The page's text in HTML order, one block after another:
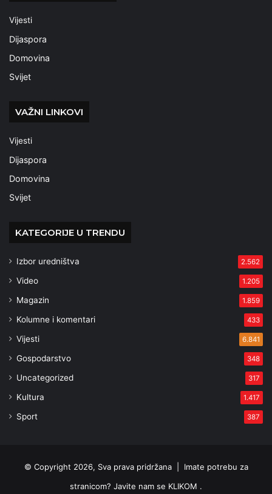
Vijesti
Dijaspora
Domovina
Svijet
VAŽNI LINKOVI
Vijesti
Dijaspora
Domovina
Svijet
KATEGORIJE U TRENDU
Izbor uredništva 2.562
Video 1.205
Magazin 1.859
Kolumne i komentari 433
Vijesti 6.841
Gospodarstvo 348
Uncategorized 317
Kultura 1.417
Sport 387
© Copyright 2026, Sva prava pridržana | Imate potrebu za
stranicom? Javite nam se KLIKOM .